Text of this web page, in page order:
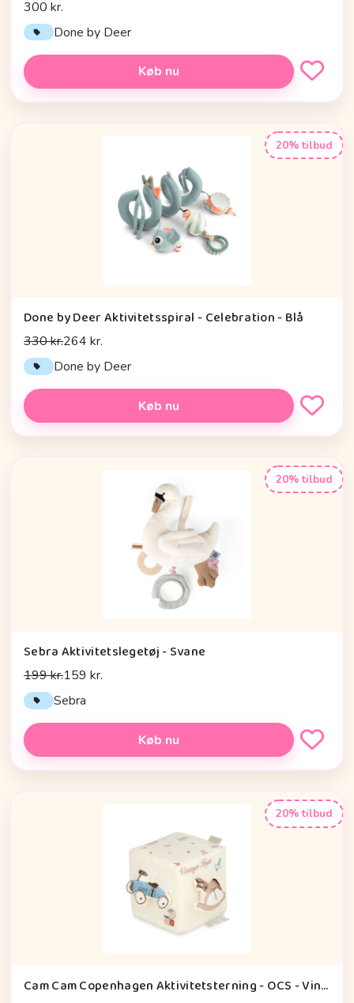
300 kr.
Done by Deer
Køb nu
20% tilbud
Done by Deer Aktivitetsspiral - Celebration - Blå
330 kr.264 kr.
Done by Deer
Køb nu
20% tilbud
Sebra Aktivitetslegetøj - Svane
199 kr.159 kr.
Sebra
Køb nu
20% tilbud
Cam Cam Copenhagen Aktivitetsterning - OCS - Vintage Toys